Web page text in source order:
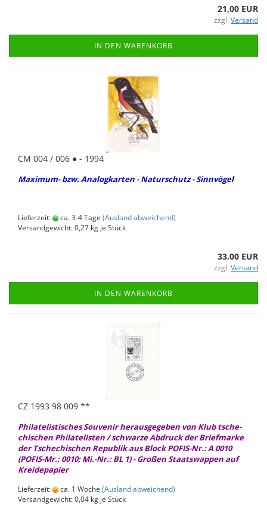
21,00 EUR
zzgl. Versand
IN DEN WARENKORB
CM 004 / 006 ● - 1994
Maximum-​ bzw. Ana­log­kar­ten - Na­tur­schutz - Sinn­vö­gel
Lieferzeit: ca. 3-4 Tage (Ausland abweichend)
Versandgewicht:0,27 kg je Stück
33,00 EUR
zzgl. Versand
IN DEN WARENKORB
CZ 1993 98 009 **
Phil­ate­lis­ti­sches Sou­ve­nir her­aus­ge­ge­ben von Klub tsche­
chi­schen Phil­ate­lis­ten / schwar­ze Ab­druck der Brief­mar­ke
der Tsche­chi­schen Re­pu­blik aus Block POFIS-​Nr.: A 0010
(POFIS-​Mr.: 0010; Mi.-Nr.: BL 1) - Gro­ßen Staats­wap­pen auf
Krei­de­pa­pier
Lieferzeit: ca. 1 Woche (Ausland abweichend)
Versandgewicht:0,04 kg je Stück